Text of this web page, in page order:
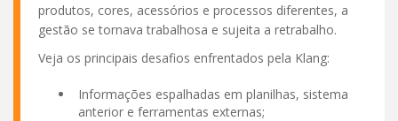
produtos, cores, acessórios e processos diferentes, a
gestão se tornava trabalhosa e sujeita a retrabalho.
Veja os principais desafios enfrentados pela Klang:
Informações espalhadas em planilhas, sistema
anterior e ferramentas externas;